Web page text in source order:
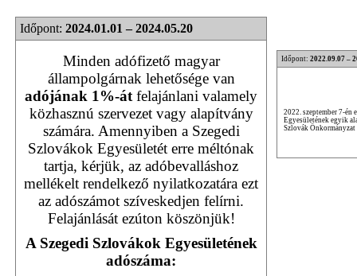
Időpont: 2024.01.01 – 2024.05.20
Minden adófizető magyar
állampolgárnak lehetősége van
adójának 1%-át felajánlani valamely
közhasznú szervezet vagy alapítvány
számára. Amennyiben a Szegedi
Szlovákok Egyesületét erre méltónak
tartja, kérjük, az adóbevalláshoz
mellékelt rendelkező nyilatkozatára ezt
az adószámot szíveskedjen felírni.
Felajánlását ezúton köszönjük!
A Szegedi Szlovákok Egyesületének
adószáma:
Időpont: 2022.09.07 –
2022. szeptember 7-én
Egyesületének egyik
Szlovák